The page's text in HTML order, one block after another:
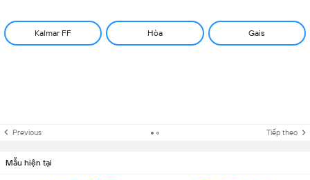
Kalmar FF Hòa Gais
Previous Tiếp theo
Mẫu hiện tại